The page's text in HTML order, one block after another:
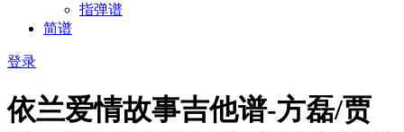
指弹谱
简谱
登录
依兰爱情故事吉他谱-方磊/贾